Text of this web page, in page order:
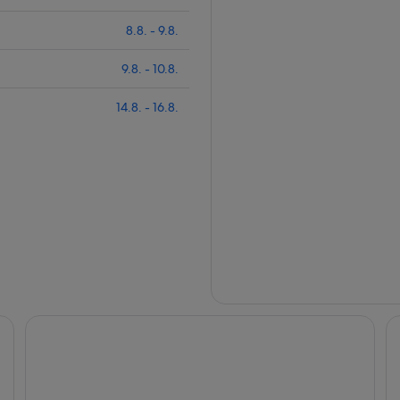
8.8. - 9.8.
9.8. - 10.8.
14.8. - 16.8.